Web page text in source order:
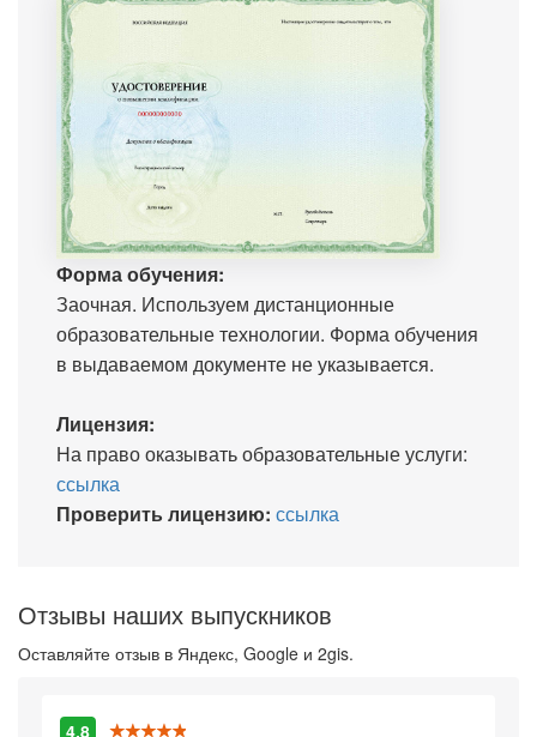
Форма обучения:
Заочная. Используем дистанционные
образовательные технологии. Форма обучения
в выдаваемом документе не указывается.
Лицензия:
На право оказывать образовательные услуги:
ссылка
Проверить лицензию: ссылка
Отзывы наших выпускников
Оставляйте отзыв в Яндекс, Google и 2gis.
4.8